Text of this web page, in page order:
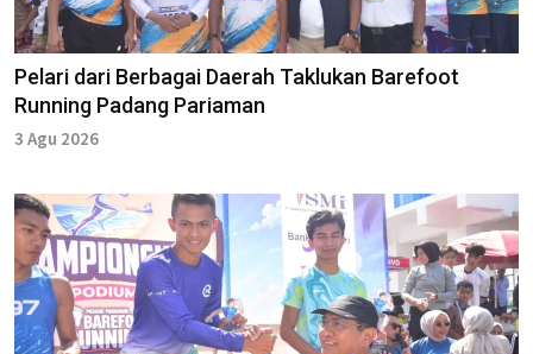
Pelari dari Berbagai Daerah Taklukan Barefoot
Running Padang Pariaman
3 Agu 2026